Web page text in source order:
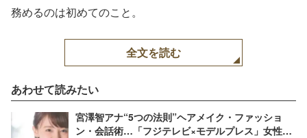
務めるのは初めてのこと。
全文を読む
あわせて読みたい
宮澤智アナ“5つの法則”ヘアメイク・ファッショ
ン・会話術…「フジテレビ×モデルプレス」女性ア